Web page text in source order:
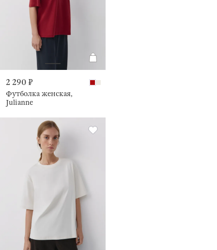
2 290 ₽
Футболка женская,
Julianne